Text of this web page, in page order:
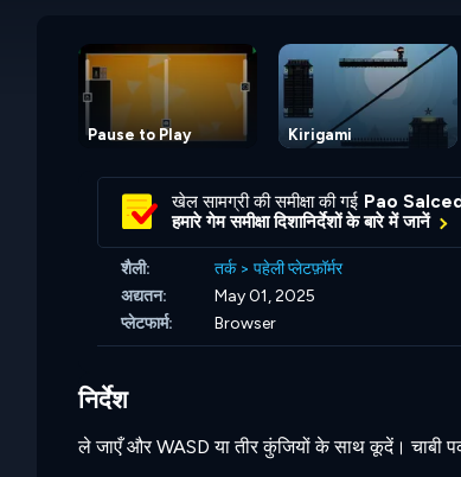
Pause to Play Kirigami
खेल सामग्री की समीक्षा की गई Pao
हमारे गेम समीक्षा दिशानिर्देशों के बारे में जानें
शैली: तर्क> पहेली प्लेटफ़ॉर्मर
अद्यतन:
May 01, 2025
प्लेटफार्म:
Browser
निर्देश
ले जाएँ और WASD या तीर कुंजियों के साथ कूदें। चाबी